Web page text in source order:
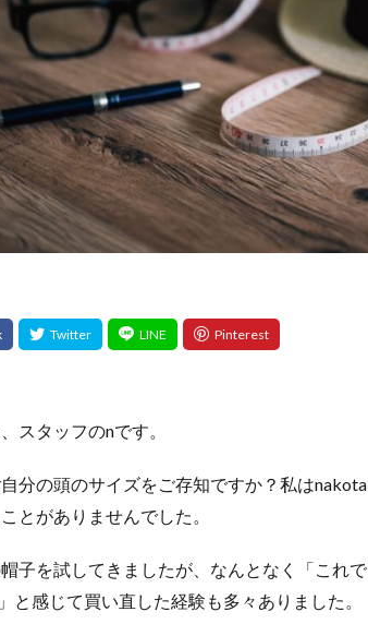
スタッフのnです。
分の頭のサイズをご存知ですか？私は
とがありませんでした。
子を試してきましたが、なんとなく「これ
と感じて買い直した経験も多々ありました。